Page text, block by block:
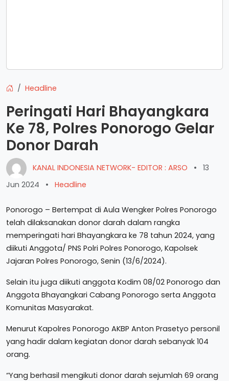
Headline
Peringati Hari Bhayangkara
Ke 78, Polres Ponorogo Gelar
Donor Darah
KANAL INDONESIA NETWORK- EDITOR : ARSO •
13
Jun 2024
• Headline
Ponorogo – Bertempat di Aula Wengker Polres Ponorogo
telah dilaksanakan donor darah dalam rangka
memperingati hari Bhayangkara ke 78 tahun 2024, yang
diikuti Anggota/ PNS Polri Polres Ponorogo, Kapolsek
Jajaran Polres Ponorogo, Senin (13/6/2024).
Selain itu juga diikuti anggota Kodim 08/02 Ponorogo dan
Anggota Bhayangkari Cabang Ponorogo serta Anggota
Komunitas Masyarakat.
Menurut Kapolres Ponorogo AKBP Anton Prasetyo personil
yang hadir dalam kegiatan donor darah sebanyak 104
orang.
“Yang berhasil mengikuti donor darah sejumlah 69 orang